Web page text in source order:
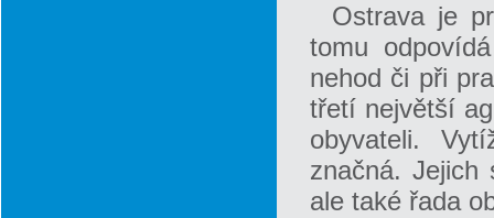
Ostrava je
tomu
nehod či při
třetí největší
obyvateli.
značná. Jejich
ale také řada